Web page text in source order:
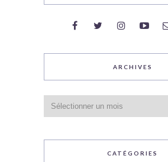
ARCHIVES
CATÉGORIES